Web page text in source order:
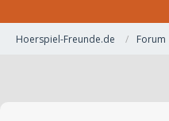
Hoerspiel-Freunde.de Forum